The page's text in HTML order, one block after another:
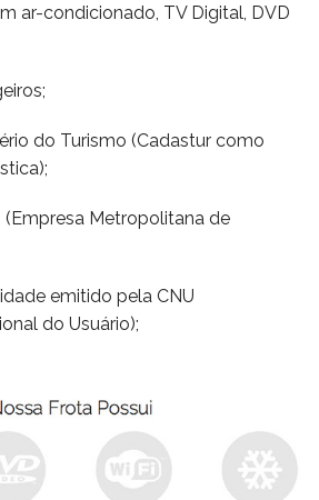
ar-condicionado, TV Digital, DVD
do Turismo (Cadastur como
(Empresa Metropolitana de
emitido pela CNU
do Usuário);